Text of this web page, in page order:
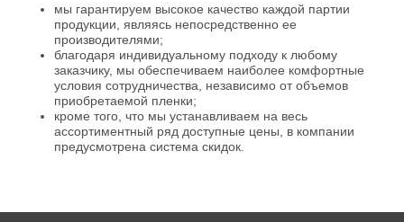
мы гарантируем высокое качество каждой партии
продукции, являясь непосредственно ее
производителями;
благодаря индивидуальному подходу к любому
заказчику, мы обеспечиваем наиболее комфортные
условия сотрудничества, независимо от объемов
приобретаемой пленки;
кроме того, что мы устанавливаем на весь
ассортиментный ряд доступные цены, в компании
предусмотрена система скидок.